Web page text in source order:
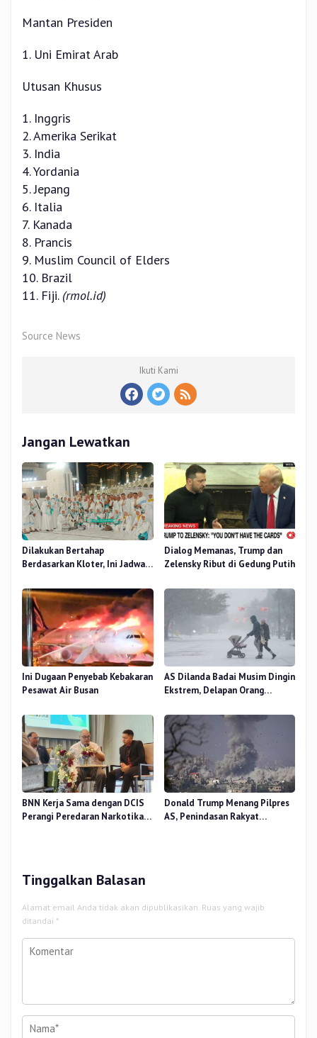
Mantan Presiden
1. Uni Emirat Arab
Utusan Khusus
1. Inggris
2. Amerika Serikat
3. India
4. Yordania
5. Jepang
6. Italia
7. Kanada
8. Prancis
9. Muslim Council of Elders
10. Brazil
11. Fiji. (rmol.id)
Source News
Ikuti Kami
Jangan Lewatkan
Dilakukan Bertahap
Berdasarkan Kloter, Ini Jadwal
Dialog Memanas, Trump dan
Zelensky Ribut di Gedung Putih
Ini Dugaan Penyebab Kebakaran
Pesawat Air Busan
AS Dilanda Badai Musim Dingin
Ekstrem, Delapan Orang
BNN Kerja Sama dengan DCIS
Perangi Peredaran Narkotika
Donald Trump Menang Pilpres
AS, Penindasan Rakyat
Tinggalkan Balasan
Alamat email Anda tidak akan dipublikasikan. Ruas yang wajib
ditandai *